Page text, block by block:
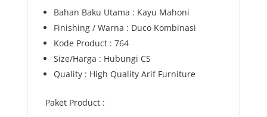
Bahan Baku Utama : Kayu Mahoni
Finishing / Warna : Duco Kombinasi
Kode Product : 764
Size/Harga : Hubungi CS
Quality : High Quality Arif Furniture
Paket Product :